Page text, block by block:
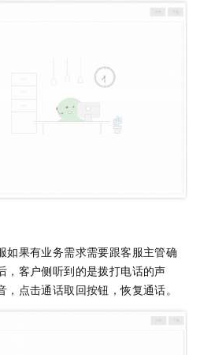
如果有业务需求需要跟客服主管确
，客户侧听到的是拨打电话的声
点击通话取回按钮，恢复通话。